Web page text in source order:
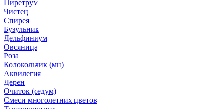
Пиретрум
Чистец
Спирея
Бузульник
Дельфиниум
Овсяница
Роза
Колокольчик (мн)
Аквилегия
Дерен
Очиток (седум)
Смеси многолетних цветов